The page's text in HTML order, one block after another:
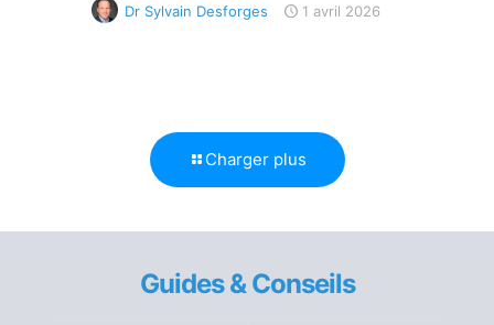
Dr Sylvain Desforges 1 avril 2026
Charger plus
Guides & Conseils